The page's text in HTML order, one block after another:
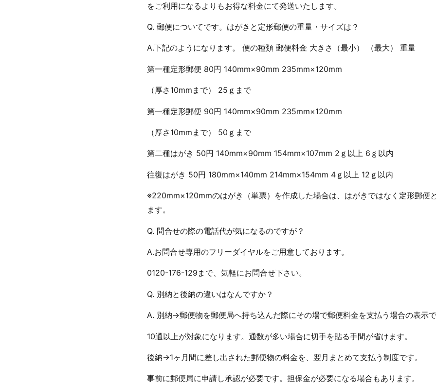
をご利用になるよりもお得な料金にて発送いたします。
Q. 郵便についてです。はがきと定形郵便の重量・サイズは？
A.下記のようになります。 便の種類 郵便料金 大きさ（最小） （最大） 重量
第一種定形郵便 80円 140mm×90mm 235mm×120mm
（厚さ10mmまで） 25ｇまで
第一種定形郵便 90円 140mm×90mm 235mm×120mm
（厚さ10mmまで） 50ｇまで
第二種はがき 50円 140mm×90mm 154mm×107mm 2ｇ以上 6ｇ以内
往復はがき 50円 180mm×140mm 214mm×154mm 4ｇ以上 12ｇ以内
※220mm×120mmのはがき（単票）を作成した場合は、はがきではなく定形郵便
ます。
Q. 問合せの際の電話代が気になるのですが？
A.お問合せ専用のフリーダイヤルをご用意しております。
0120-176-129まで、気軽にお問合せ下さい。
Q. 別納と後納の違いはなんですか？
A. 別納→郵便物を郵便局へ持ち込んだ際にその場で郵便料金を支払う場合の表示で
10通以上が対象になります。通数が多い場合に切手を貼る手間が省けます。
後納→1ヶ月間に差し出された郵便物の料金を、翌月まとめて支払う制度です。
事前に郵便局に申請し承認が必要です。担保金が必要になる場合もあります。